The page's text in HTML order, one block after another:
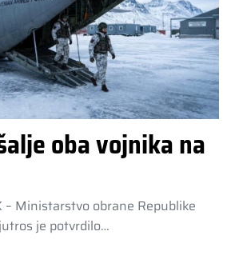
oba vojnika na
– Ministarstvo obrane Republike
je potvrdilo…